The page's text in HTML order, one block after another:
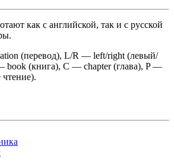
как с английской, так и с русской
(перевод), L/R — left/right (левый/
book (книга), C — chapter (глава), P —
чтение).